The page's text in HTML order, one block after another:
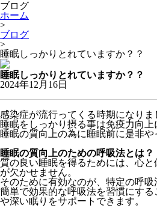
ブログ
ホーム
>
ブログ
>
睡眠しっかりとれていますか？？
睡眠しっかりとれていますか？？
2024年12月16日
感染症が流行ってくる時期になりま
睡眠をしっかり摂る事は免疫力向上
睡眠の質向上の為に睡眠前に是非や
睡眠の質向上のための呼吸法とは？
質の良い睡眠を得るためには、心
が欠かせません。
そのために有効なのが、特定の呼吸
簡単で効果的な呼吸法を習慣にす
や深い眠りをサポートできます。